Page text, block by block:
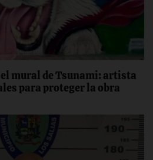
mural de Tsunami: artista
para proteger la obra